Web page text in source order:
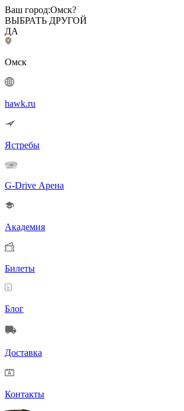
Ваш город:Омск?
ВЫБРАТЬ ДРУГОЙ
ДА
Омск
hawk.ru
Ястребы
G-Drive Арена
Академия
Билеты
Блог
Доставка
Контакты